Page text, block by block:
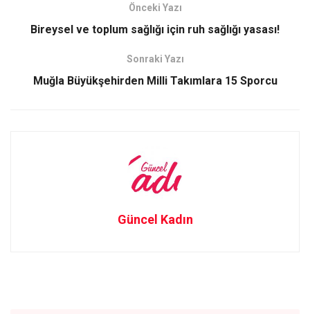
o
k
d
n
Önceki Yazı
Bireysel ve toplum sağlığı için ruh sağlığı yasası!
Sonraki Yazı
Muğla Büyükşehirden Milli Takımlara 15 Sporcu
Güncel Kadın